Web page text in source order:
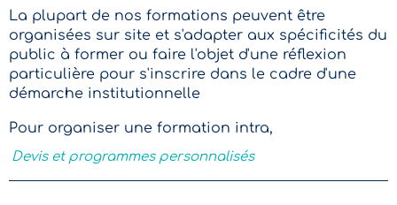
La plupart de nos formations peuvent être
organisées sur site et s'adapter aux spécificités du
public à former ou faire l'objet d'une réflexion
particulière pour s'inscrire dans le cadre d'une
démarche institutionnelle
Pour organiser une formation intra,
Devis et programmes personnalisés